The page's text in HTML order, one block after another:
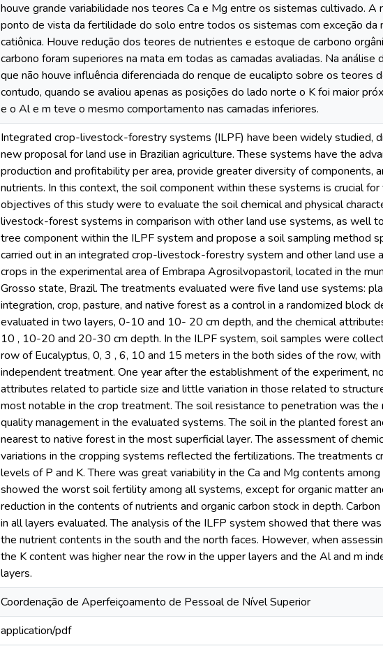
houve grande variabilidade nos teores Ca e Mg entre os sistemas cultivado.
ponto de vista da fertilidade do solo entre todos os sistemas com exceção da
catiônica. Houve redução dos teores de nutrientes e estoque de carbono
carbono foram superiores na mata em todas as camadas avaliadas. Na
que não houve influência diferenciada do renque de eucalipto sobre os teores
contudo, quando se avaliou apenas as posições do lado norte o K foi maior
e o Al e m teve o mesmo comportamento nas camadas inferiores.
Integrated crop-livestock-forestry systems (ILPF) have been widely studied,
new proposal for land use in Brazilian agriculture. These systems have the
production and profitability per area, provide greater diversity of components,
nutrients. In this context, the soil component within these systems is crucial
objectives of this study were to evaluate the soil chemical and physical
livestock-forest systems in comparison with other land use systems, as well
tree component within the ILPF system and propose a soil sampling method
carried out in an integrated crop-livestock-forestry system and other land use
crops in the experimental area of Embrapa Agrosilvopastoril, located in the
Grosso state, Brazil. The treatments evaluated were five land use systems:
integration, crop, pasture, and native forest as a control in a randomized block
evaluated in two layers, 0-10 and 10- 20 cm depth, and the chemical
10 , 10-20 and 20-30 cm depth. In the ILPF system, soil samples were
row of Eucalyptus, 0, 3 , 6, 10 and 15 meters in the both sides of the row, with
independent treatment. One year after the establishment of the experiment,
attributes related to particle size and little variation in those related to
most notable in the crop treatment. The soil resistance to penetration was
quality management in the evaluated systems. The soil in the planted forest
nearest to native forest in the most superficial layer. The assessment of
variations in the cropping systems reflected the fertilizations. The treatments
levels of P and K. There was great variability in the Ca and Mg contents
showed the worst soil fertility among all systems, except for organic matter
reduction in the contents of nutrients and organic carbon stock in depth.
in all layers evaluated. The analysis of the ILFP system showed that there
the nutrient contents in the south and the north faces. However, when
the K content was higher near the row in the upper layers and the Al and m
layers.
Coordenação de Aperfeiçoamento de Pessoal de Nível Superior
application/pdf